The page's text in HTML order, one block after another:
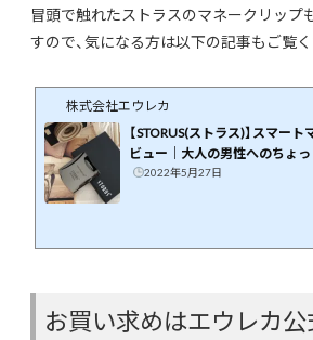
冒頭で触れたストラスのマネークリップ
すので、気になる方は以下の記事もご覧く
株式会社エウレカ
【STORUS(ストラス)】スマー
ビュー｜大人の男性へのちょ
2022年5月27日
お買い求めはエウレカ